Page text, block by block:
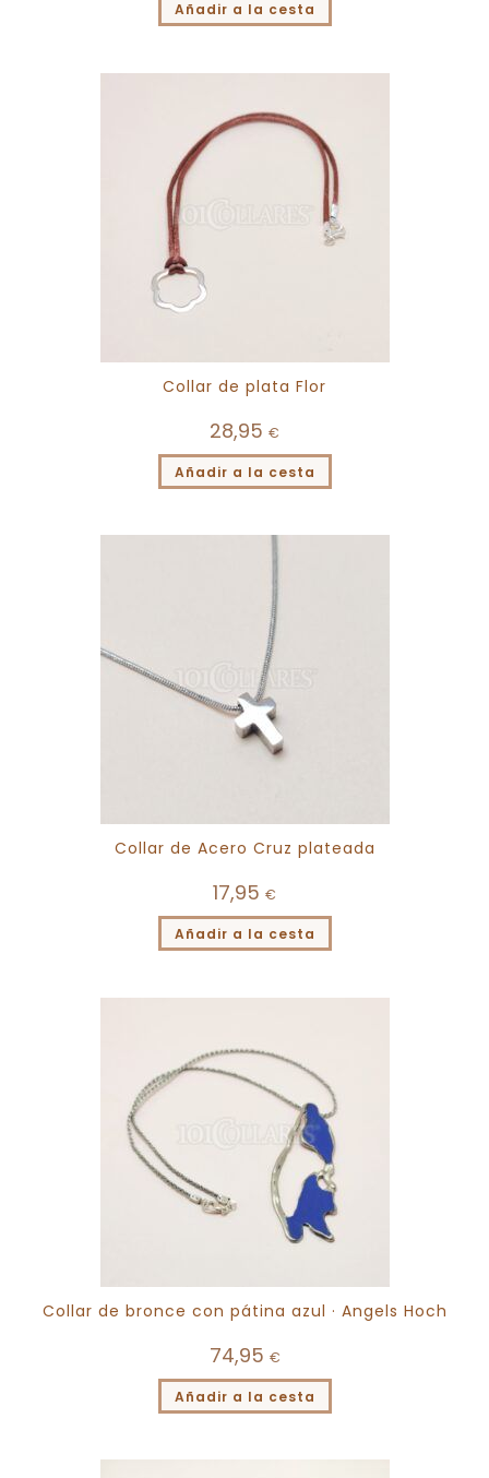
Añadir a la cesta
Collar de plata Flor
28,95 €
Añadir a la cesta
Collar de Acero Cruz plateada
17,95 €
Añadir a la cesta
Collar de bronce con pátina azul · Angels Hoch
74,95 €
Añadir a la cesta